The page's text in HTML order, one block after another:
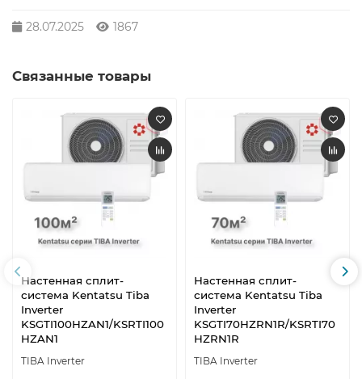
28.07.2025 1867
Связанные товары
Настенная сплит-
система Kentatsu Tiba
Inverter
KSGTI100HZAN1/KSRTI100
HZAN1
TIBA Inverter
Настенная сплит-
система Kentatsu Tiba
Inverter
KSGTI70HZRN1R/KSRTI70
HZRN1R
TIBA Inverter